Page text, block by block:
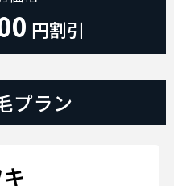
円割引
プラン